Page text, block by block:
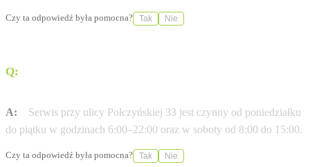
Czy ta odpowiedź była pomocna? Tak Nie
Q:
A:
Serwis przy ulicy Połczyńskiej 33 jest czynny od poniedziałku
do piątku w godzinach 6:00–22:00 oraz w soboty od 8:00 do 15:00.
Czy ta odpowiedź była pomocna? Tak Nie